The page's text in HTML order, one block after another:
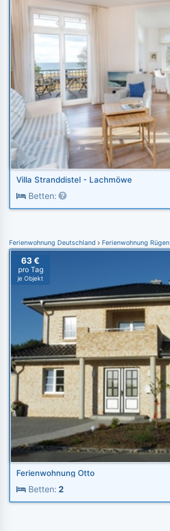
Villa Stranddistel - Lachmöwe
Betten:
Ferienwohnung Deutschland Ferienwohnung Rügen
63 €
pro Tag
je Objekt
Ferienwohnung Otto
Betten: 2